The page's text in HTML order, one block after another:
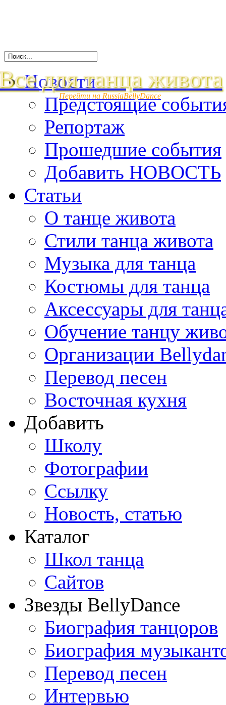
для танца живота
Перейти на RussiaBellyDance
Новости
Предстоящие
Репортаж
Прошедшие события
Добавить НОВОСТЬ
Статьи
О танце живота
Стили танца живота
Музыка для танца
Костюмы для танца
Аксессуары для
Обучение танцу
Организации
Перевод песен
Восточная кухня
Добавить
Школу
Фотографии
Ссылку
Новость, статью
Каталог
Школ танца
Сайтов
Звезды BellyDance
Биография танцоров
Биография
Перевод песен
Интервью